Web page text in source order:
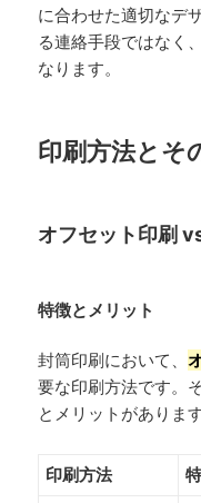
に合わせた適切なデ
る連絡手段ではなく、
なります。
印刷方法とそ
オフセット印刷
特徴とメリット
封筒印刷において、
要な印刷方法です。
とメリットがあります
印刷方法